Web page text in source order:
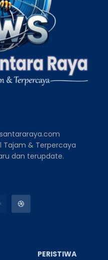
Tajam & Terpercaya
dan terupdate.
PERISTIWA